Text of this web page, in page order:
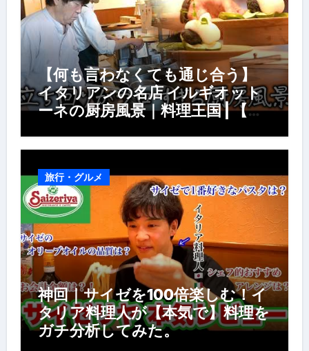
【何も言わなくても通じ合う】
イタリアンの名店 イルギオット
ーネの厨房風景｜料理王国 | 【厨
風景】
旅行・グルメ
神回｜サイゼを100倍楽しむ！イ
タリア料理人が【本気で】料理を
ガチ分析してみた。